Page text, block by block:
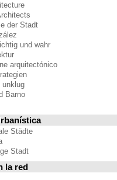
der Stadt
und wahr
arquitectónico
unklug
Barno
Städte
Stadt
la red